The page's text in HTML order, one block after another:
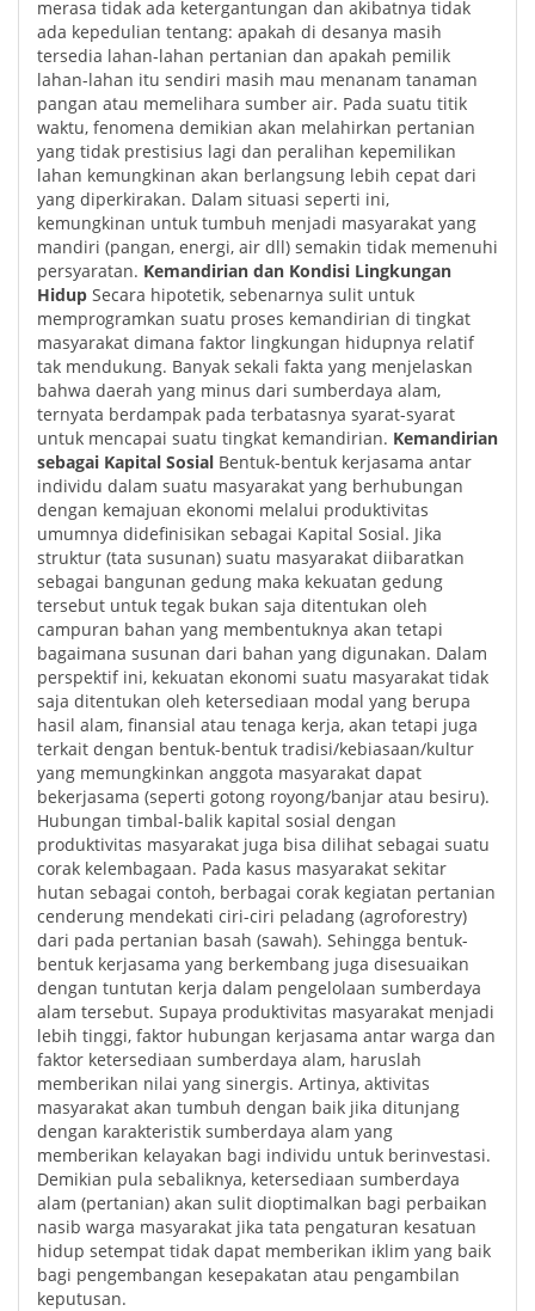
merasa tidak ada ketergantungan dan akibatnya tidak
ada kepedulian tentang: apakah di desanya masih
tersedia lahan-lahan pertanian dan apakah pemilik
lahan-lahan itu sendiri masih mau menanam tanaman
pangan atau memelihara sumber air. Pada suatu titik
waktu, fenomena demikian akan melahirkan pertanian
yang tidak prestisius lagi dan peralihan kepemilikan
lahan kemungkinan akan berlangsung lebih cepat dari
yang diperkirakan. Dalam situasi seperti ini,
kemungkinan untuk tumbuh menjadi masyarakat yang
mandiri (pangan, energi, air dll) semakin tidak memenuhi
persyaratan. Kemandirian dan Kondisi Lingkungan
Hidup Secara hipotetik, sebenarnya sulit untuk
memprogramkan suatu proses kemandirian di tingkat
masyarakat dimana faktor lingkungan hidupnya relatif
tak mendukung. Banyak sekali fakta yang menjelaskan
bahwa daerah yang minus dari sumberdaya alam,
ternyata berdampak pada terbatasnya syarat-syarat
untuk mencapai suatu tingkat kemandirian. Kemandirian
sebagai Kapital Sosial Bentuk-bentuk kerjasama antar
individu dalam suatu masyarakat yang berhubungan
dengan kemajuan ekonomi melalui produktivitas
umumnya didefinisikan sebagai Kapital Sosial. Jika
struktur (tata susunan) suatu masyarakat diibaratkan
sebagai bangunan gedung maka kekuatan gedung
tersebut untuk tegak bukan saja ditentukan oleh
campuran bahan yang membentuknya akan tetapi
bagaimana susunan dari bahan yang digunakan. Dalam
perspektif ini, kekuatan ekonomi suatu masyarakat tidak
saja ditentukan oleh ketersediaan modal yang berupa
hasil alam, finansial atau tenaga kerja, akan tetapi juga
terkait dengan bentuk-bentuk tradisi/kebiasaan/kultur
yang memungkinkan anggota masyarakat dapat
bekerjasama (seperti gotong royong/banjar atau besiru).
Hubungan timbal-balik kapital sosial dengan
produktivitas masyarakat juga bisa dilihat sebagai suatu
corak kelembagaan. Pada kasus masyarakat sekitar
hutan sebagai contoh, berbagai corak kegiatan pertanian
cenderung mendekati ciri-ciri peladang (agroforestry)
dari pada pertanian basah (sawah). Sehingga bentuk-
bentuk kerjasama yang berkembang juga disesuaikan
dengan tuntutan kerja dalam pengelolaan sumberdaya
alam tersebut. Supaya produktivitas masyarakat menjadi
lebih tinggi, faktor hubungan kerjasama antar warga dan
faktor ketersediaan sumberdaya alam, haruslah
memberikan nilai yang sinergis. Artinya, aktivitas
masyarakat akan tumbuh dengan baik jika ditunjang
dengan karakteristik sumberdaya alam yang
memberikan kelayakan bagi individu untuk berinvestasi.
Demikian pula sebaliknya, ketersediaan sumberdaya
alam (pertanian) akan sulit dioptimalkan bagi perbaikan
nasib warga masyarakat jika tata pengaturan kesatuan
hidup setempat tidak dapat memberikan iklim yang baik
bagi pengembangan kesepakatan atau pengambilan
keputusan.